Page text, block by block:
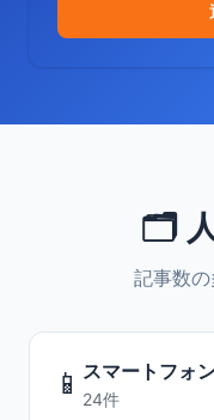
🗂️
記事数
📱 スマートフォ
24件